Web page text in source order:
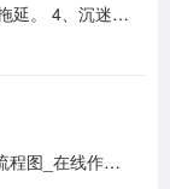
人是怎么废掉的： 1、懒。 2、清高。 3、爱拖延。 4、沉迷美色。 5、没有自控力。 6、不思考不学习。 7、安慰式自我欺骗。 8、胆小如鼠不敢打拼。 9、不懂示弱找别人帮助。 10、满脑子都是鸡毛蒜皮，忽略重大事情的选择。
ProcessOn思维导图流程图-在线画思维导图流程图_在线作图实时协作